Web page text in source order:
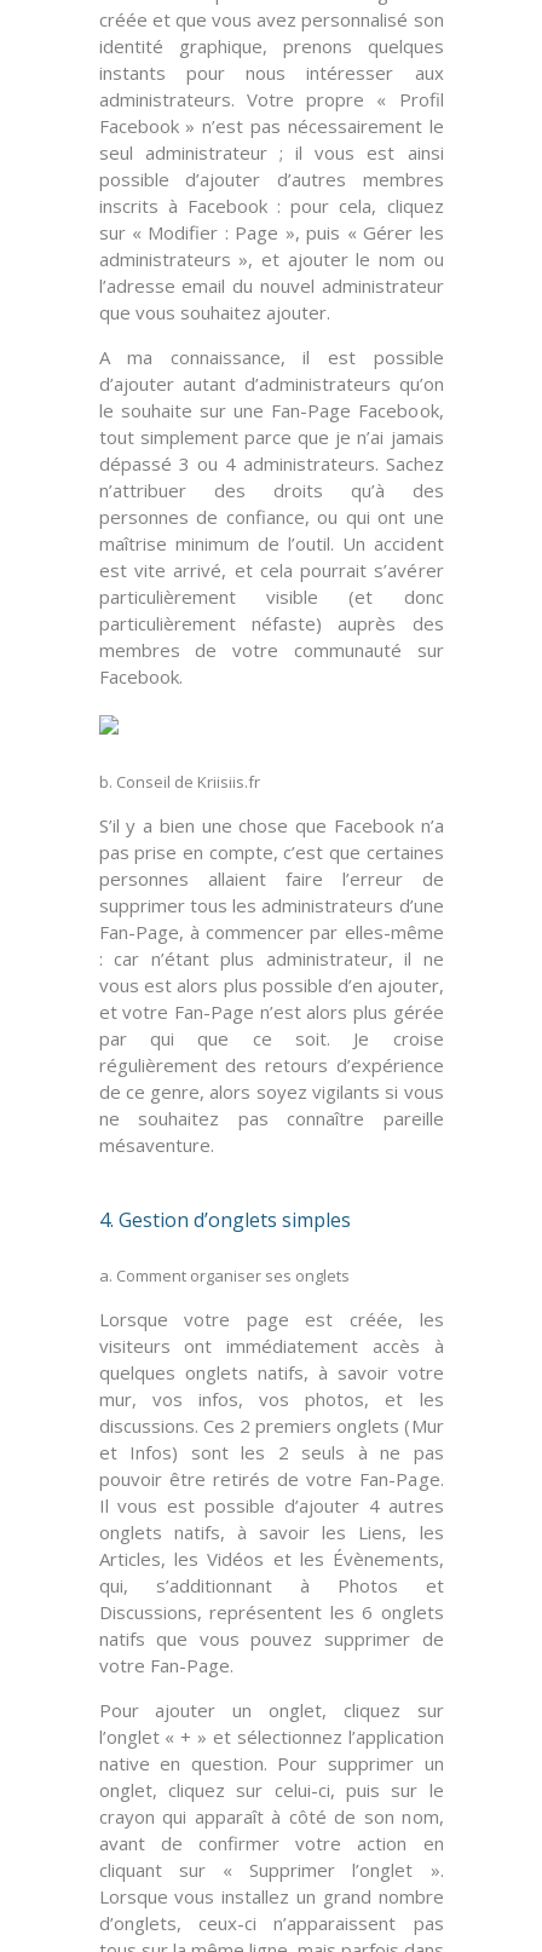
créée et que vous avez personnalisé son
identité graphique, prenons quelques
instants pour nous intéresser aux
administrateurs. Votre propre « Profil
Facebook » n’est pas nécessairement le
seul administrateur ; il vous est ainsi
possible d’ajouter d’autres membres
inscrits à Facebook : pour cela, cliquez
sur « Modifier : Page », puis « Gérer les
administrateurs », et ajouter le nom ou
l’adresse email du nouvel administrateur
que vous souhaitez ajouter.
A ma connaissance, il est possible
d’ajouter autant d’administrateurs qu’on
le souhaite sur une Fan-Page Facebook,
tout simplement parce que je n’ai jamais
dépassé 3 ou 4 administrateurs. Sachez
n’attribuer des droits qu’à des
personnes de confiance, ou qui ont une
maîtrise minimum de l’outil. Un accident
est vite arrivé, et cela pourrait s’avérer
particulièrement visible (et donc
particulièrement néfaste) auprès des
membres de votre communauté sur
Facebook.
b. Conseil de Kriisiis.fr
S’il y a bien une chose que Facebook n’a
pas prise en compte, c’est que certaines
personnes allaient faire l’erreur de
supprimer tous les administrateurs d’une
Fan-Page, à commencer par elles-même
: car n’étant plus administrateur, il ne
vous est alors plus possible d’en ajouter,
et votre Fan-Page n’est alors plus gérée
par qui que ce soit. Je croise
régulièrement des retours d’expérience
de ce genre, alors soyez vigilants si vous
ne souhaitez pas connaître pareille
mésaventure.
4. Gestion d’onglets simples
a. Comment organiser ses onglets
Lorsque votre page est créée, les
visiteurs ont immédiatement accès à
quelques onglets natifs, à savoir votre
mur, vos infos, vos photos, et les
discussions. Ces 2 premiers onglets (Mur
et Infos) sont les 2 seuls à ne pas
pouvoir être retirés de votre Fan-Page.
Il vous est possible d’ajouter 4 autres
onglets natifs, à savoir les Liens, les
Articles, les Vidéos et les Évènements,
qui, s’additionnant à Photos et
Discussions, représentent les 6 onglets
natifs que vous pouvez supprimer de
votre Fan-Page.
Pour ajouter un onglet, cliquez sur
l’onglet « + » et sélectionnez l’application
native en question. Pour supprimerun
onglet, cliquez sur celui-ci, puis sur le
crayon qui apparaît à côté de son nom,
avant de confirmer votre action en
cliquant sur « Supprimer l’onglet ».
Lorsque vous installez un grand nombre
d’onglets, ceux-ci n’apparaissent pas